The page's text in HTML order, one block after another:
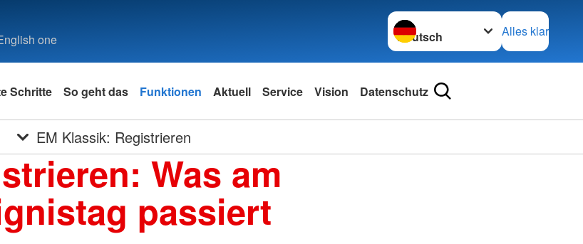
one
Sprache wechseln zu
Alles klar
Schritte So geht das Funktionen Aktuell Service Vision Datenschutz
EM Klassik: Registrieren
Was am
passiert